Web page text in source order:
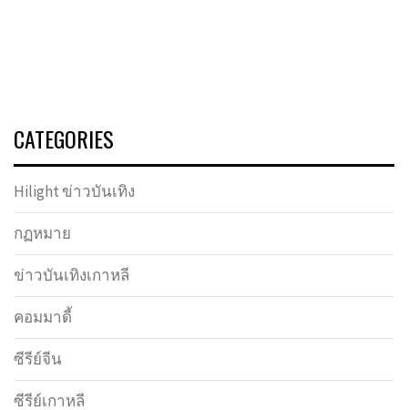
CATEGORIES
Hilight ข่าวบันเทิง
กฏหมาย
ข่าวบันเทิงเกาหลี
คอมมาดี้
ซีรีย์จีน
ซีรีย์เกาหลี